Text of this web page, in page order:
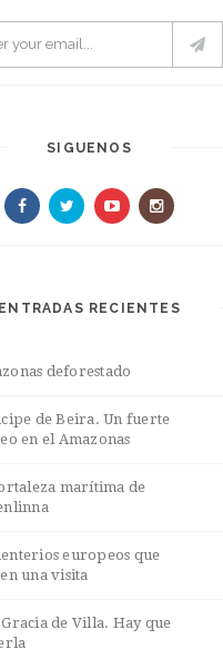
SIGUENOS
ENTRADAS RECIENTES
deforestado
de Beira. Un fuerte
en el Amazonas
marítima de
europeos que
una visita
Gracia de Villa. Hay que